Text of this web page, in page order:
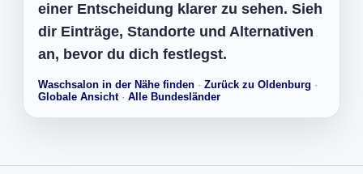
einer Entscheidung klarer zu sehen. Sieh
dir Einträge, Standorte und Alternativen
an, bevor du dich festlegst.
Waschsalon in der Nähe finden · Zurück zu Oldenburg ·
Globale Ansicht· Alle Bundesländer